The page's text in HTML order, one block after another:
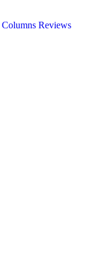
Columns Reviews